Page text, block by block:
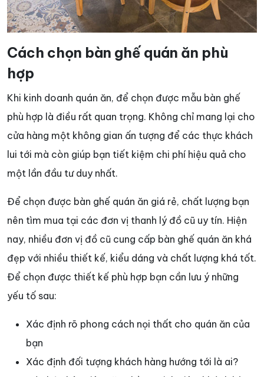
Cách chọn bàn ghế quán ăn phù
hợp
Khi kinh doanh quán ăn, để chọn được mẫu bàn ghế
phù hợp là điều rất quan trọng. Không chỉ mang lại cho
cửa hàng một không gian ấn tượng để các thực khách
lui tới mà còn giúp bạn tiết kiệm chi phí hiệu quả cho
một lần đầu tư duy nhất.
Để chọn được bàn ghế quán ăn giá rẻ, chất lượng bạn
nên tìm mua tại các đơn vị thanh lý đồ cũ uy tín. Hiện
nay, nhiều đơn vị đồ cũ cung cấp bàn ghế quán ăn khá
đẹp với nhiều thiết kế, kiểu dáng và chất lượng khá tốt.
Để chọn được thiết kế phù hợp bạn cần lưu ý những
yếu tố sau:
Xác định rõ phong cách nọi thất cho quán ăn của
bạn
Xác định đối tượng khách hàng hướng tới là ai?